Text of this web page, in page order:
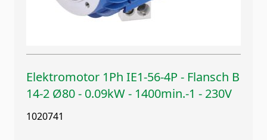
Elektromotor 1Ph IE1-56-4P - Flansch B
14-2 Ø80 - 0.09kW - 1400min.-1 - 230V
1020741